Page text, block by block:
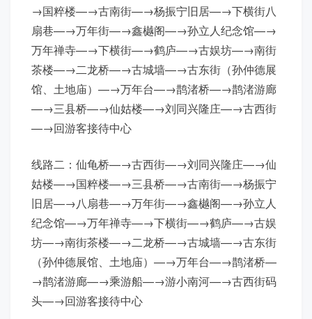
→国粹楼—→古南街—→杨振宁旧居—→下横街八
扇巷—→万年街—→鑫樾阁—→孙立人纪念馆—→
万年禅寺—→下横街—→鹤庐—→古娱坊—→南街
茶楼—→二龙桥—→古城墙—→古东街（孙仲德展
馆、土地庙）—→万年台—→鹊渚桥—→鹊渚游廊
—→三县桥—→仙姑楼—→刘同兴隆庄—→古西街
—→回游客接待中心
线路二：仙龟桥—→古西街—→刘同兴隆庄—→仙
姑楼—→国粹楼—→三县桥—→古南街—→杨振宁
旧居—→八扇巷—→万年街—→鑫樾阁—→孙立人
纪念馆—→万年禅寺—→下横街—→鹤庐—→古娱
坊—→南街茶楼—→二龙桥—→古城墙—→古东街
（孙仲德展馆、土地庙）—→万年台—→鹊渚桥—
→鹊渚游廊—→乘游船—→游小南河—→古西街码
头—→回游客接待中心